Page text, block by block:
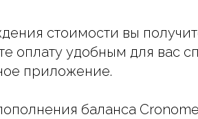
стоимости вы
оплату удобным для вас
приложение.
баланса